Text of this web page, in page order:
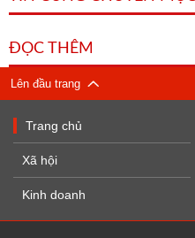
ĐỌC THÊM
Lên đầu trang
Trang chủ
Xã hội
Kinh doanh